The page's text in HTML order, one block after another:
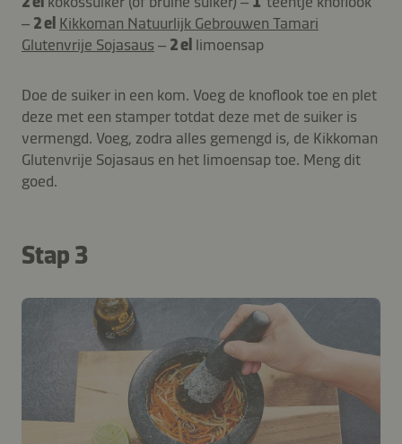
– 2 el Kikkoman Natuurlijk Gebrouwen Tamari
Glutenvrije Sojasaus – 2 el limoensap
Doe de suiker in een kom. Voeg de knoflook toe en plet
deze met een stamper totdat deze met de suiker is
vermengd. Voeg, zodra alles gemengd is, de Kikkoman
Glutenvrije Sojasaus en het limoensap toe. Meng dit
goed.
Stap 3